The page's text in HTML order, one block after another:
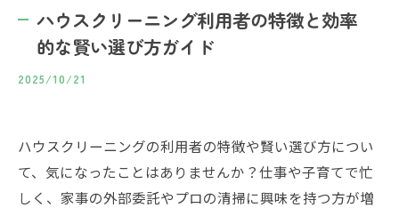
ハウスクリーニング利用者の特徴と効率
的な賢い選び方ガイド
2025/10/21
ハウスクリーニングの利用者の特徴や賢い選び方につい
て、気になったことはありませんか？仕事や子育てで忙
しく、家事の外部委託やプロの清掃に興味を持つ方が増